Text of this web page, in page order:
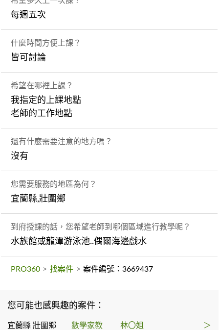
每週五次
什麼時間方便上課？
皆可討論
希望在哪裡上課？
我指定的上課地點
老師的工作地點
還有什麼需要注意的地方嗎？
沒有
您需要服務的地區為何？
宜蘭縣,壯圍鄉
到府授課的話，您希望老師到哪個區域進行教學呢？
水族館或龍潭游泳池..偶爾海邊戲水
PRO360 > 找案件 > 案件編號：3669437
您可能也感興趣的案件：
宜蘭縣 壯圍鄉 數學家教 林〇姐 ＞